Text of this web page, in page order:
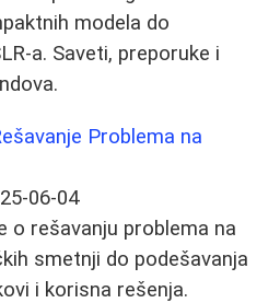
modela do
a. Saveti, preporuke i
Problema na
06-04
o rešavanju problema na
smetnji do podešavanja
i korisna rešenja.